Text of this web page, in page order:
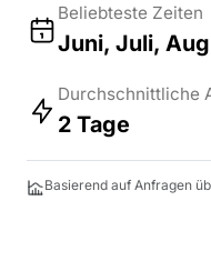
Beliebteste Zeiten
Juni, Juli,
Durchschnittliche
2 Tage
Basierend auf Anfragen